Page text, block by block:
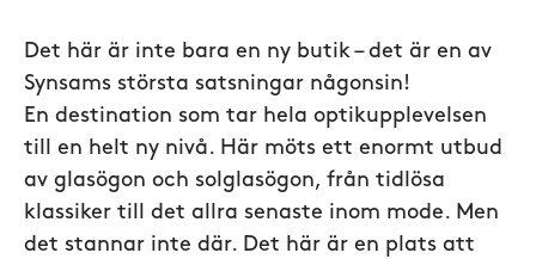
Det här är inte bara en ny butik – det är en av
Synsams största satsningar någonsin!
En destination som tar hela optikupplevelsen
till en helt ny nivå. Här möts ett enormt utbud
av glasögon och solglasögon, från tidlösa
klassiker till det allra senaste inom mode. Men
det stannar inte där. Det här är en plats att